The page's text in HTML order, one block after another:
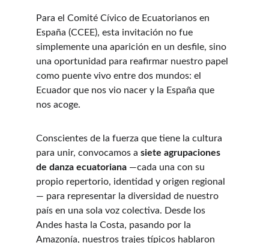
Para el Comité Cívico de Ecuatorianos en
España (CCEE), esta invitación no fue
simplemente una aparición en un desfile, sino
una oportunidad para reafirmar nuestro papel
como puente vivo entre dos mundos: el
Ecuador que nos vio nacer y la España que
nos acoge.
Conscientes de la fuerza que tiene la cultura
para unir, convocamos a siete agrupaciones
de danza ecuatoriana —cada una con su
propio repertorio, identidad y origen regional
— para representar la diversidad de nuestro
país en una sola voz colectiva. Desde los
Andes hasta la Costa, pasando por la
Amazonía, nuestros trajes típicos hablaron